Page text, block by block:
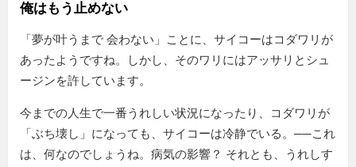
俺はもう止めない
夢が叶うまで 会わない
ことに、サイコーはコダワリが
あったようですね。しかし、そのワリにはアッサリとシュ
ージンを許しています。
今までの人生で一番うれしい状況になったり、コダワリが
ぶち壊し
になっても、サイコーは冷静でいる。──これ
は、何なのでしょうね。病気の影響？ それとも、うれしす